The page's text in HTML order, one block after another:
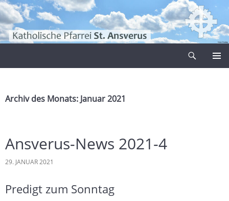
Zum
Inhalt
springen
Archiv des Monats: Januar 2021
Ansverus-News 2021-4
29. JANUAR 2021
Predigt zum Sonntag